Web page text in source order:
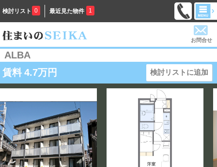
検討リスト 0 最近見た物件 1
お問合せ
ALBA
賃料 4.7万円 検討リストに追加